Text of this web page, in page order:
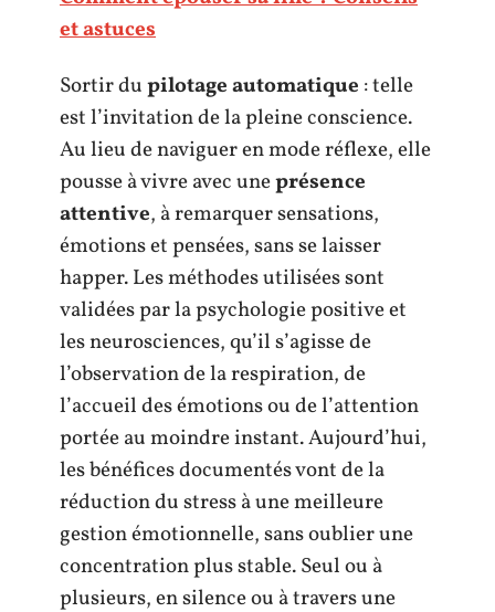
et astuces
Sortir dupilotage automatique : telle
est l’invitation de la pleine conscience.
Au lieu de naviguer en mode réflexe, elle
pousse à vivre avec uneprésence
attentive, à remarquer sensations,
émotions et pensées, sans se laisser
happer. Les méthodes utilisées sont
validées par la psychologie positive et
les neurosciences, qu’il s’agisse de
l’observation de la respiration, de
l’accueil des émotions ou de l’attention
portée au moindre instant. Aujourd’hui,
les bénéfices documentés vont de la
réduction du stress à une meilleure
gestion émotionnelle, sans oublier une
concentration plus stable. Seul ou à
plusieurs, en silence ou à travers une